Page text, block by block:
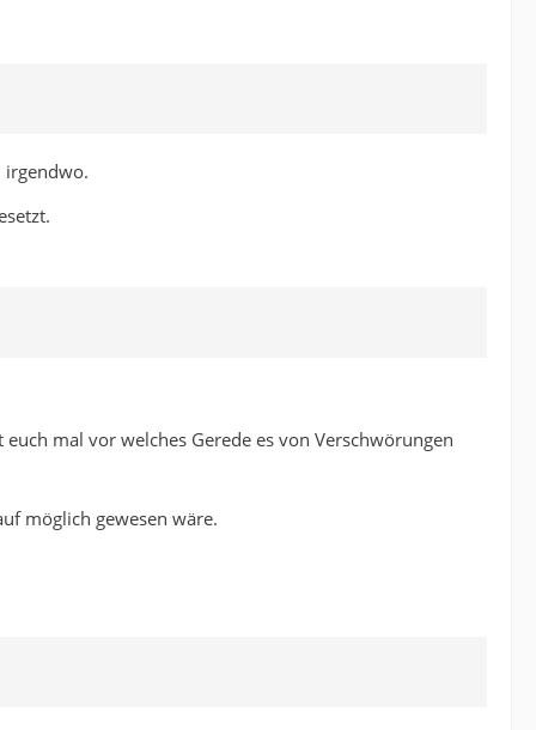
irgendwo.
mal vor welches Gerede es von Verschwörungen
möglich gewesen wäre.